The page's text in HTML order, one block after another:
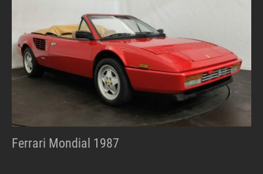
Ferrari Mondial 1987